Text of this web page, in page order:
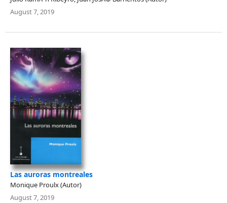
August 7, 2019
Las auroras montreales
Monique Proulx (Autor)
August 7, 2019